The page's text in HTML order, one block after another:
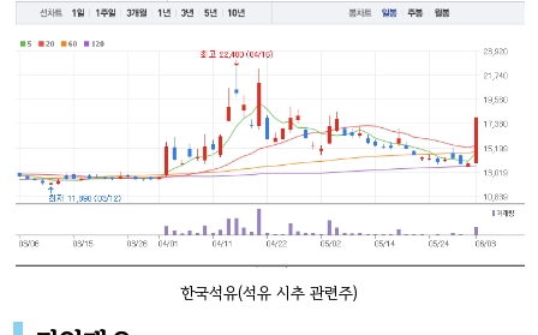
한국석유(석유 시추 관련주)